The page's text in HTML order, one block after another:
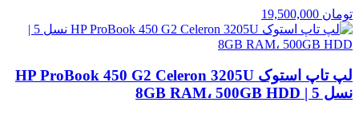
تومان
لپ تاپ استوک HP ProBook 450 G2 Celeron 3205U
نسل 5 | 8GB RAM، 500GB HDD